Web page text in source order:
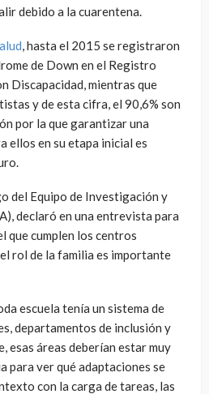
debido a la cuarentena.
, hasta el 2015 se registraron
de Down en el Registro
Discapacidad, mientras que
y de esta cifra, el 90,6% son
por la que garantizar una
ellos en su etapa inicial es
del Equipo de Investigación y
declaró en una entrevista para
que cumplen los centros
rol de la familia es importante
escuela tenía un sistema de
departamentos de inclusión y
esas áreas deberían estar muy
para ver qué adaptaciones se
con la carga de tareas, las